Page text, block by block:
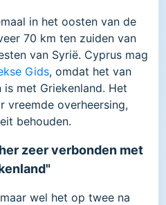
in het oosten van de
70 km ten zuiden van
van Syrië. Cyprus mag
Gids, omdat het van
met Griekenland. Het
vreemde overheersing,
behouden.
zeer verbonden met
wel het op twee na